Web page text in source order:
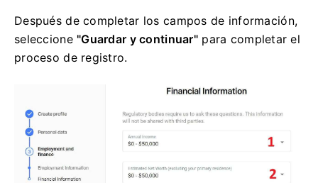
Después de completar los campos de información,
seleccione "Guardar y continuar"para completar el
proceso de registro.